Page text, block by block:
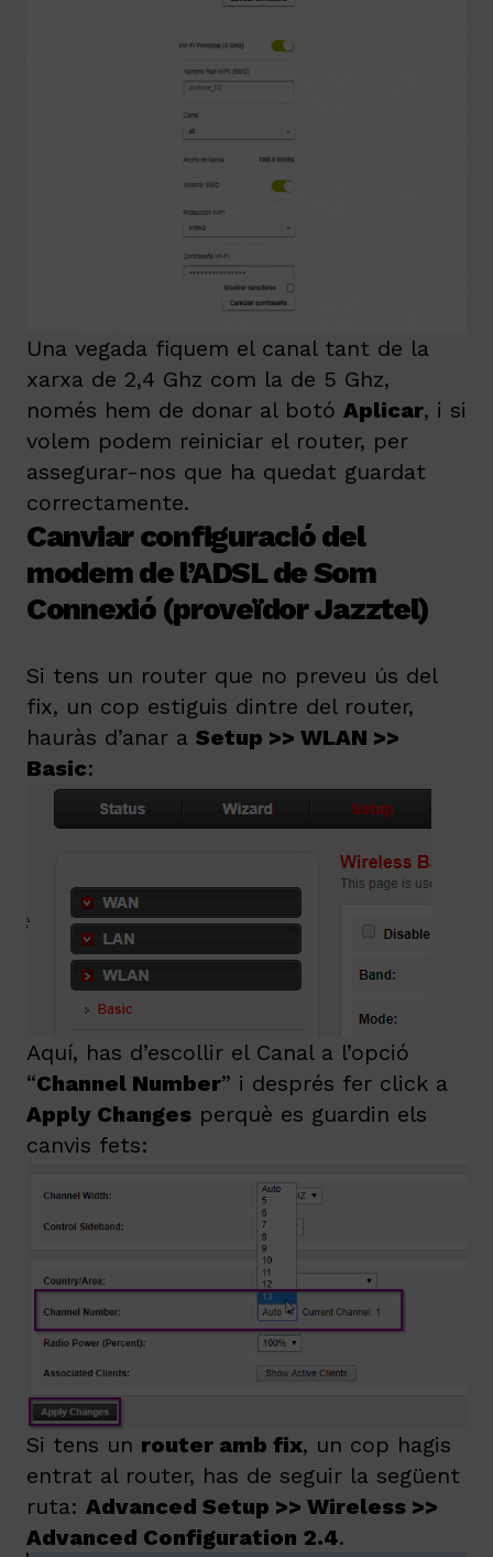
Una vegada fiquem el canal tant de la
xarxa de 2,4 Ghz com la de 5 Ghz,
només hem de donar al botó Aplicar, i si
volem podem reiniciar el router, per
assegurar-nos que ha quedat guardat
correctamente.
Canviar configuració del
modem de l’ADSL de Som
Connexió (proveïdor Jazztel)
Si tens un router que no preveu ús del
fix, un cop estiguis dintre del router,
hauràs d’anar a Setup >> WLAN >>
Basic:
Aquí, has d’escollir el Canal a l’opció
“Channel Number” i després fer click a
Apply Changes perquè es guardin els
canvis fets:
Si tens un router amb fix, un cop hagis
entrat al router, has de seguir la següent
ruta: Advanced Setup >> Wireless >>
Advanced Configuration 2.4.